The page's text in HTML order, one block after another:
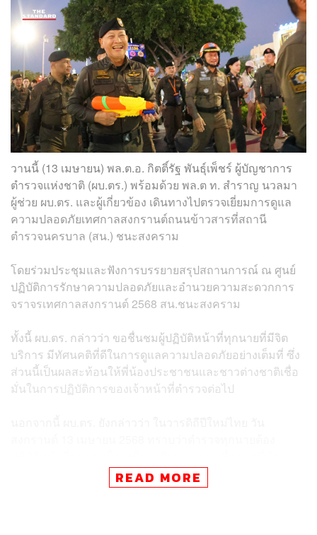
วานนี้ (13 เมษายน) พล.ต.อ. กิตติ์รัฐ พันธุ์เพ็ชร์ ผู้บัญชาการ
ตำรวจแห่งชาติ (ผบ.ตร.) พร้อมด้วย พล.ต ท. สำราญ นวลมา
ผู้ช่วย ผบ.ตร. และผู้เกี่ยวข้อง เดินทางไปตรวจเยี่ยมการดูแล
ความปลอดภัยเทศกาลสงกรานต์ถนนข้าวสารที่สถานี
ตำรวจนครบาล (สน.) ชนะสงคราม
โดยร่วมประชุมและฟังการบรรยายสรุปสถานการณ์ ณ ศูนย์
ปฏิบัติการรักษาความปลอดภัยและอำนวยความสะดวกการ
จราจรเทศกาลสงกรานต์ 2568 สน.ชนะสงคราม
ทั้งนี้ ผบ.ตร. กล่าวว่า ขอชื่นชมผู้ปฏิบัติหน้าที่ทุกนายที่มีจิต
บริการ มีทัศนคติที่ดีในการดูแลความปลอดภัยอย่างเต็มที่ ซึ่ง
ส่วนนี้เป็นผลสะท้อนให้พี่น้องประชาชนและชาวต่างชาติเชื่อ
มั่นในการปฏิบัติการของเจ้าหน้าที่ตำรวจต่อไป
ประชาชน ขอสวัสดีปีใหม่ และขอให้ทุกท่านพร้อมด้วย
ครอบครัว มีความสุข โชคดี สุขภาพพลานามัยที่แข็งแรง
READ MORE